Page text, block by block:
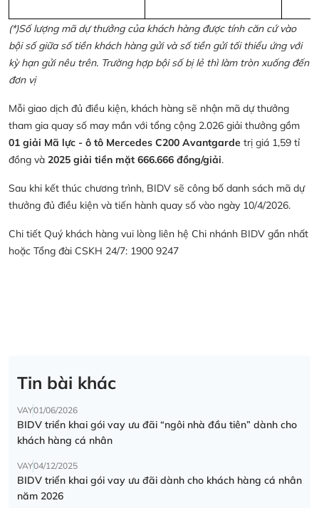
(*)Số lượng mã dự thưởng của khách hàng được tính căn cứ vào
bội số giữa số tiền khách hàng gửi và số tiền gửi tối thiểu ứng với
kỳ hạn gửi nêu trên. Trường hợp bội số bị lẻ thì làm tròn xuống đến
đơn vị
Mỗi giao dịch đủ điều kiện, khách hàng sẽ nhận mã dự thưởng
tham gia quay số may mắn với tổng cộng 2.026 giải thưởng gồm
01 giải Mã lực - ô tô Mercedes C200 Avantgarde trị giá 1,59 tỉ
đồng và 2025 giải tiền mặt 666.666 đồng/giải.
Sau khi kết thúc chương trình, BIDV sẽ công bố danh sách mã dự
thưởng đủ điều kiện và tiến hành quay số vào ngày 10/4/2026.
Chi tiết Quý khách hàng vui lòng liên hệ Chi nhánh BIDV gần nhất
hoặc Tổng đài CSKH 24/7: 1900 9247
Tin bài khác
VAY01/06/2026
BIDV triển khai gói vay ưu đãi “ngôi nhà đầu tiên” dành cho
khách hàng cá nhân
VAY04/12/2025
BIDV triển khai gói vay ưu đãi dành cho khách hàng cá nhân
năm 2026